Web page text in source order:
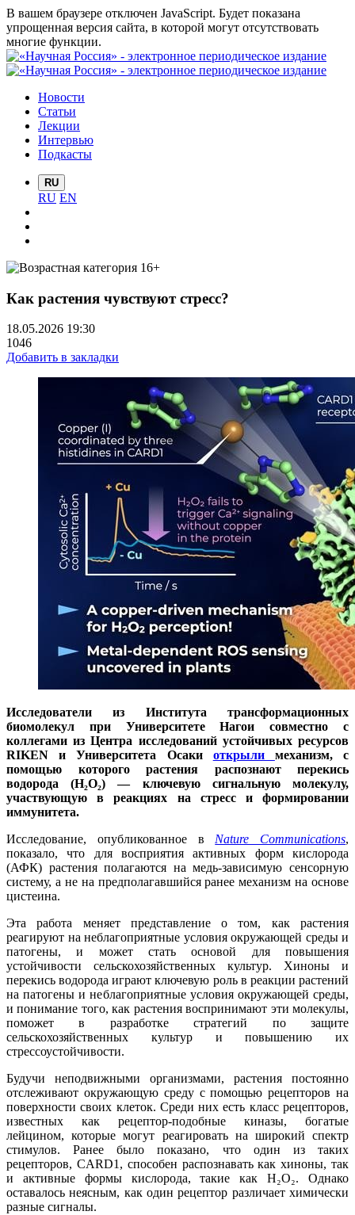
В вашем браузере отключен JavaScript. Будет показана
упрощенная версия сайта, в которой могут отсутствовать
многие функции.
Новости
Статьи
Лекции
Интервью
Подкасты
RU
RU EN
Как растения чувствуют стресс?
18.05.2026 19:30
1046
Добавить в закладки
Исследователи из Института трансформационных
биомолекул при Университете Нагои совместно с
коллегами из Центра исследований устойчивых ресурсов
RIKEN и Университета Осаки открыли механизм, с
помощью которого растения распознают перекись
водорода (H₂O₂) — ключевую сигнальную молекулу,
участвующую в реакциях на стресс и формировании
иммунитета.
Исследование, опубликованное вNature Communications,
показало, что для восприятия активных форм кислорода
(АФК) растения полагаются на медь-зависимую сенсорную
систему, а не на предполагавшийся ранее механизм на основе
цистеина.
Эта работа меняет представление о том, как растения
реагируют на неблагоприятные условия окружающей среды и
патогены, и может стать основой для повышения
устойчивости сельскохозяйственных культур. Хиноны и
перекись водорода играют ключевую роль в реакции растений
на патогены и неблагоприятные условия окружающей среды,
и понимание того, как растения воспринимают эти молекулы,
поможет в разработке стратегий по защите
сельскохозяйственных культур и повышению их
стрессоустойчивости.
Будучи неподвижными организмами, растения постоянно
отслеживают окружающую среду с помощью рецепторов на
поверхности своих клеток. Среди них есть класс рецепторов,
известных как рецептор-подобные киназы, богатые
лейцином, которые могут реагировать на широкий спектр
стимулов. Ранее было показано, что один из таких
рецепторов, CARD1, способен распознавать как хиноны, так
и активные формы кислорода, такие как H₂O₂. Однако
оставалось неясным, как один рецептор различает химически
разные сигналы.